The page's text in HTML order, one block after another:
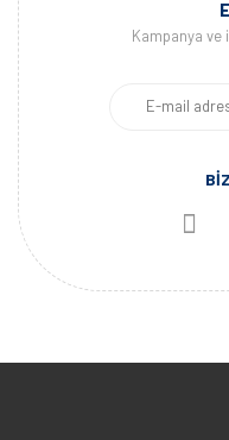
Kampanya